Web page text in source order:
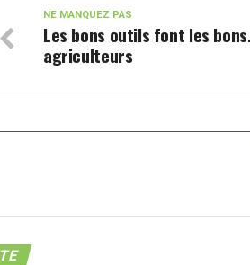
NE MANQUEZ PAS
Les bons outils font les
agriculteurs